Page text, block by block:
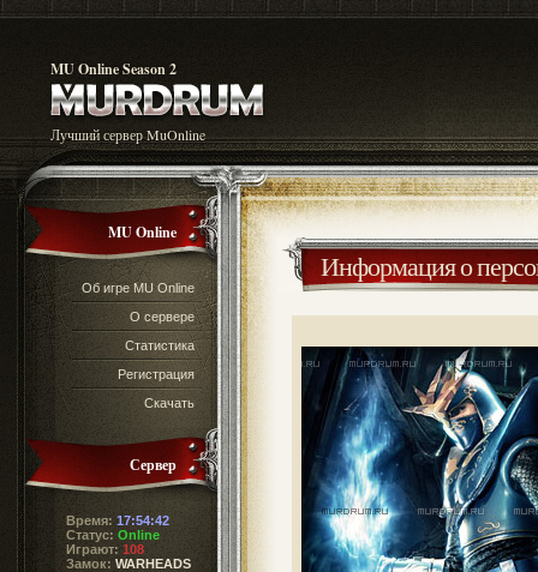
MU Online Season 2
Лучший сервер MuOnline
MU Online
Об игре MU Online
О сервере
Статистика
Регистрация
Скачать
Сервер
Время: 17:54:42
Статус: Online
Играют: 108
Замок: WARHEADS
Информация о